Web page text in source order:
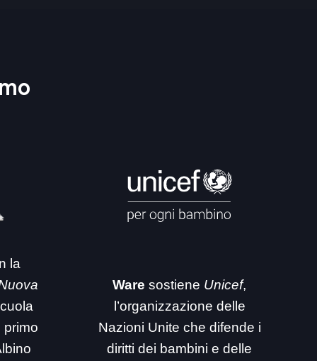
la
primo
Ware sostiene Unicef,
l’organizzazione delle
Nazioni Unite che difende i
diritti dei bambini e delle